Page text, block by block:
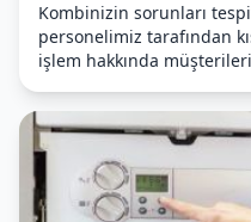
Kombinizin sorunları
personelimiz tarafından
işlem hakkında